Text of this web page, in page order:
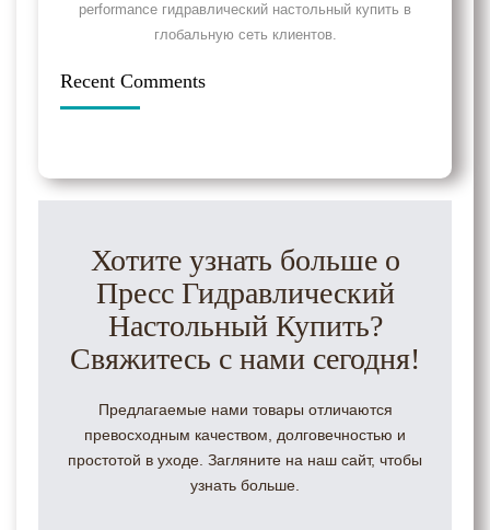
performance гидравлический настольный купить в
глобальную сеть клиентов.
Recent Comments
Хотите узнать больше о
Пресс Гидравлический
Настольный Купить?
Свяжитесь с нами сегодня!
Предлагаемые нами товары отличаются
превосходным качеством, долговечностью и
простотой в уходе. Загляните на наш сайт, чтобы
узнать больше.